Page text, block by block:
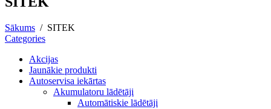
Sākums / SITEK
Categories
Akcijas
Jaunākie produkti
Autoservisa iekārtas
Akumulatoru lādētāji
Automātiskie lādētāji